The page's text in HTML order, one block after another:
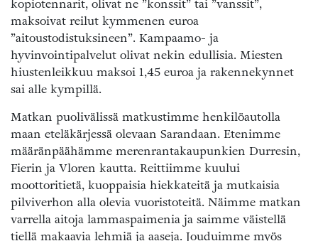
kopiotennarit, olivat ne ”konssit” tai ”vanssit”,
maksoivat reilut kymmenen euroa
”aitoustodistuksineen”. Kampaamo- ja
hyvinvointipalvelut olivat nekin edullisia. Miesten
hiustenleikkuu maksoi 1,45 euroa ja rakennekynnet
sai alle kympillä.
Matkan puolivälissä matkustimme henkilöautolla
maan eteläkärjessä olevaan Sarandaan. Etenimme
määränpäähämme merenrantakaupunkien Durresin,
Fierin ja Vloren kautta. Reittiimme kuului
moottoritietä, kuoppaisia hiekkateitä ja mutkaisia
pilviverhon alla olevia vuoristoteitä. Näimme matkan
varrella aitoja lammaspaimenia ja saimme väistellä
tiellä makaavia lehmiä ja aaseja. Jouduimme myös